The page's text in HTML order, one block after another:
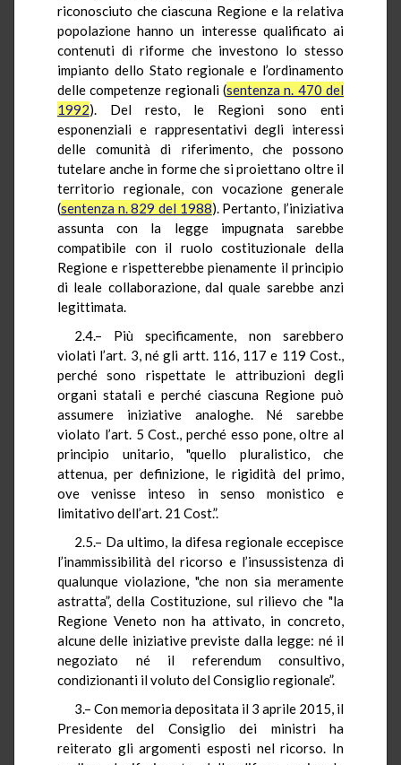
riconosciuto che ciascuna Regione e la relativa
popolazione hanno un interesse qualificato ai
contenuti di riforme che investono lo stesso
impianto dello Stato regionale e l’ordinamento
delle competenze regionali (sentenza n. 470 del
1992). Del resto, le Regioni sono enti
esponenziali e rappresentativi degli interessi
delle comunità di riferimento, che possono
tutelare anche in forme che si proiettano oltre il
territorio regionale, con vocazione generale
(sentenza n. 829 del 1988). Pertanto, l’iniziativa
assunta con la legge impugnata sarebbe
compatibile con il ruolo costituzionale della
Regione e rispetterebbe pienamente il principio
di leale collaborazione, dal quale sarebbe anzi
legittimata.
2.4.– Più specificamente, non sarebbero
violati l’art. 3, né gli artt. 116, 117 e 119 Cost.,
perché sono rispettate le attribuzioni degli
organi statali e perché ciascuna Regione può
assumere iniziative analoghe. Né sarebbe
violato l’art. 5 Cost., perché esso pone, oltre al
principio unitario, "quello pluralistico, che
attenua, per definizione, le rigidità del primo,
ove venisse inteso in senso monistico e
limitativo dell’art. 21 Cost.”.
2.5.– Da ultimo, la difesa regionale eccepisce
l’inammissibilità del ricorso e l’insussistenza di
qualunque violazione, "che non sia meramente
astratta”, della Costituzione, sul rilievo che "la
Regione Veneto non ha attivato, in concreto,
alcune delle iniziative previste dalla legge: né il
negoziato né il referendum consultivo,
condizionanti il voluto del Consiglio regionale”.
3.– Con memoria depositata il 3 aprile 2015, il
Presidente del Consiglio dei ministri ha
reiterato gli argomenti esposti nel ricorso. In